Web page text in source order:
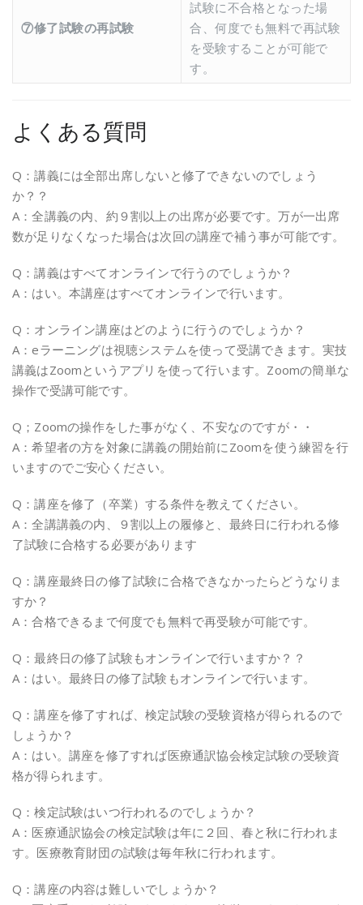
⑦修了試験の再試験
試験に不合格となった場
合、何度でも無料で再試験
を受験することが可能で
す。
よくある質問
Q：講義には全部出席しないと修了できないのでしょう
か？？
A：全講義の内、約９割以上の出席が必要です。万が一出席
数が足りなくなった場合は次回の講座で補う事が可能です。
Q：講義はすべてオンラインで行うのでしょうか？
A：はい。本講座はすべてオンラインで行います。
Q：オンライン講座はどのように行うのでしょうか？
A：eラーニングは視聴システムを使って受講できます。実技
講義はZoomというアプリを使って行います。Zoomの簡単な
操作で受講可能です。
Q；Zoomの操作をした事がなく、不安なのですが・・
A：希望者の方を対象に講義の開始前にZoomを使う練習を行
いますのでご安心ください。
Q：講座を修了（卒業）する条件を教えてください。
A：全講講義の内、９割以上の履修と、最終日に行われる修
了試験に合格する必要があります
Q：講座最終日の修了試験に合格できなかったらどうなりま
すか？
A：合格できるまで何度でも無料で再受験が可能です。
Q：最終日の修了試験もオンラインで行いますか？？
A：はい。最終日の修了試験もオンラインで行います。
Q：講座を修了すれば、検定試験の受験資格が得られるので
しょうか？
A：はい。講座を修了すれば医療通訳協会検定試験の受験資
格が得られます。
Q：検定試験はいつ行われるのでしょうか？
A：医療通訳協会の検定試験は年に２回、春と秋に行われま
す。医療教育財団の試験は毎年秋に行われます。
Q：講座の内容は難しいでしょうか？